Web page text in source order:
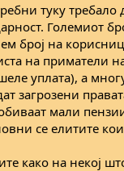
туку требало
Големиот
број на
на приматели
уплата), а
загрозени
мали
се елитите
како на некој